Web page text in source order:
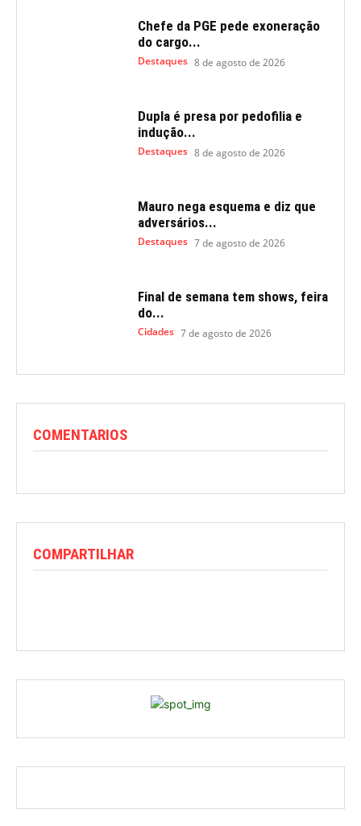
Chefe da PGE pede exoneração
do cargo...
Destaques 8 de agosto de 2026
Dupla é presa por pedofilia e
indução...
Destaques 8 de agosto de 2026
Mauro nega esquema e diz que
adversários...
Destaques 7 de agosto de 2026
Final de semana tem shows, feira
do...
Cidades 7 de agosto de 2026
COMENTARIOS
COMPARTILHAR